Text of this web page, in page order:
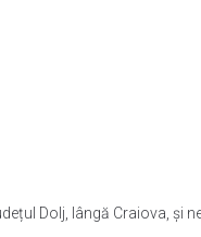
Dolj, lângă Craiova, și